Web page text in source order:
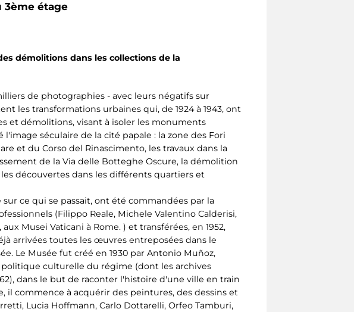
3ème étage
démolitions dans les collections de la
de photographies - avec leurs négatifs sur
les transformations urbaines qui, de 1924 à 1943, ont
et démolitions, visant à isoler les monuments
séculaire de la cité papale : la zone des Fori
et du Corso del Rinascimento, les travaux dans la
de la Via delle Botteghe Oscure, la démolition
découvertes dans les différents quartiers et
ce qui se passait, ont été commandées par la
(Filippo Reale, Michele Valentino Calderisi,
Musei Vaticani à Rome. ) et transférées, en 1952,
arrivées toutes les œuvres entreposées dans le
Le Musée fut créé en 1930 par Antonio Muñoz,
culturelle du régime (dont les archives
dans le but de raconter l'histoire d'une ville en train
commence à acquérir des peintures, des dessins et
Lucia Hoffmann, Carlo Dottarelli, Orfeo Tamburi,